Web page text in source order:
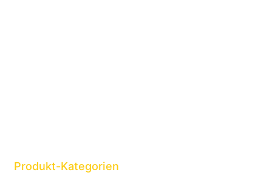
Produkt-Kategorien